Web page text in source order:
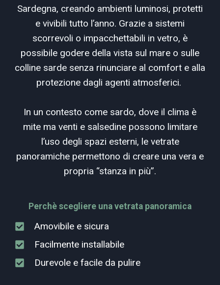
Sardegna, creando ambienti luminosi, protetti
e vivibili tutto l’anno. Grazie a sistemi
scorrevoli o impacchettabili in vetro, è
possibile godere della vista sul mare o sulle
colline sarde senza rinunciare al comfort e alla
protezione dagli agenti atmosferici.
In un contesto come sardo, dove il clima è
mite ma venti e salsedine possono limitare
l’uso degli spazi esterni, le vetrate
panoramiche permettono di creare una vera e
propria “stanza in più”.
Perchè scegliere una vetrata panoramica
Amovibile e sicura
Facilmente installabile
Durevole e facile da pulire